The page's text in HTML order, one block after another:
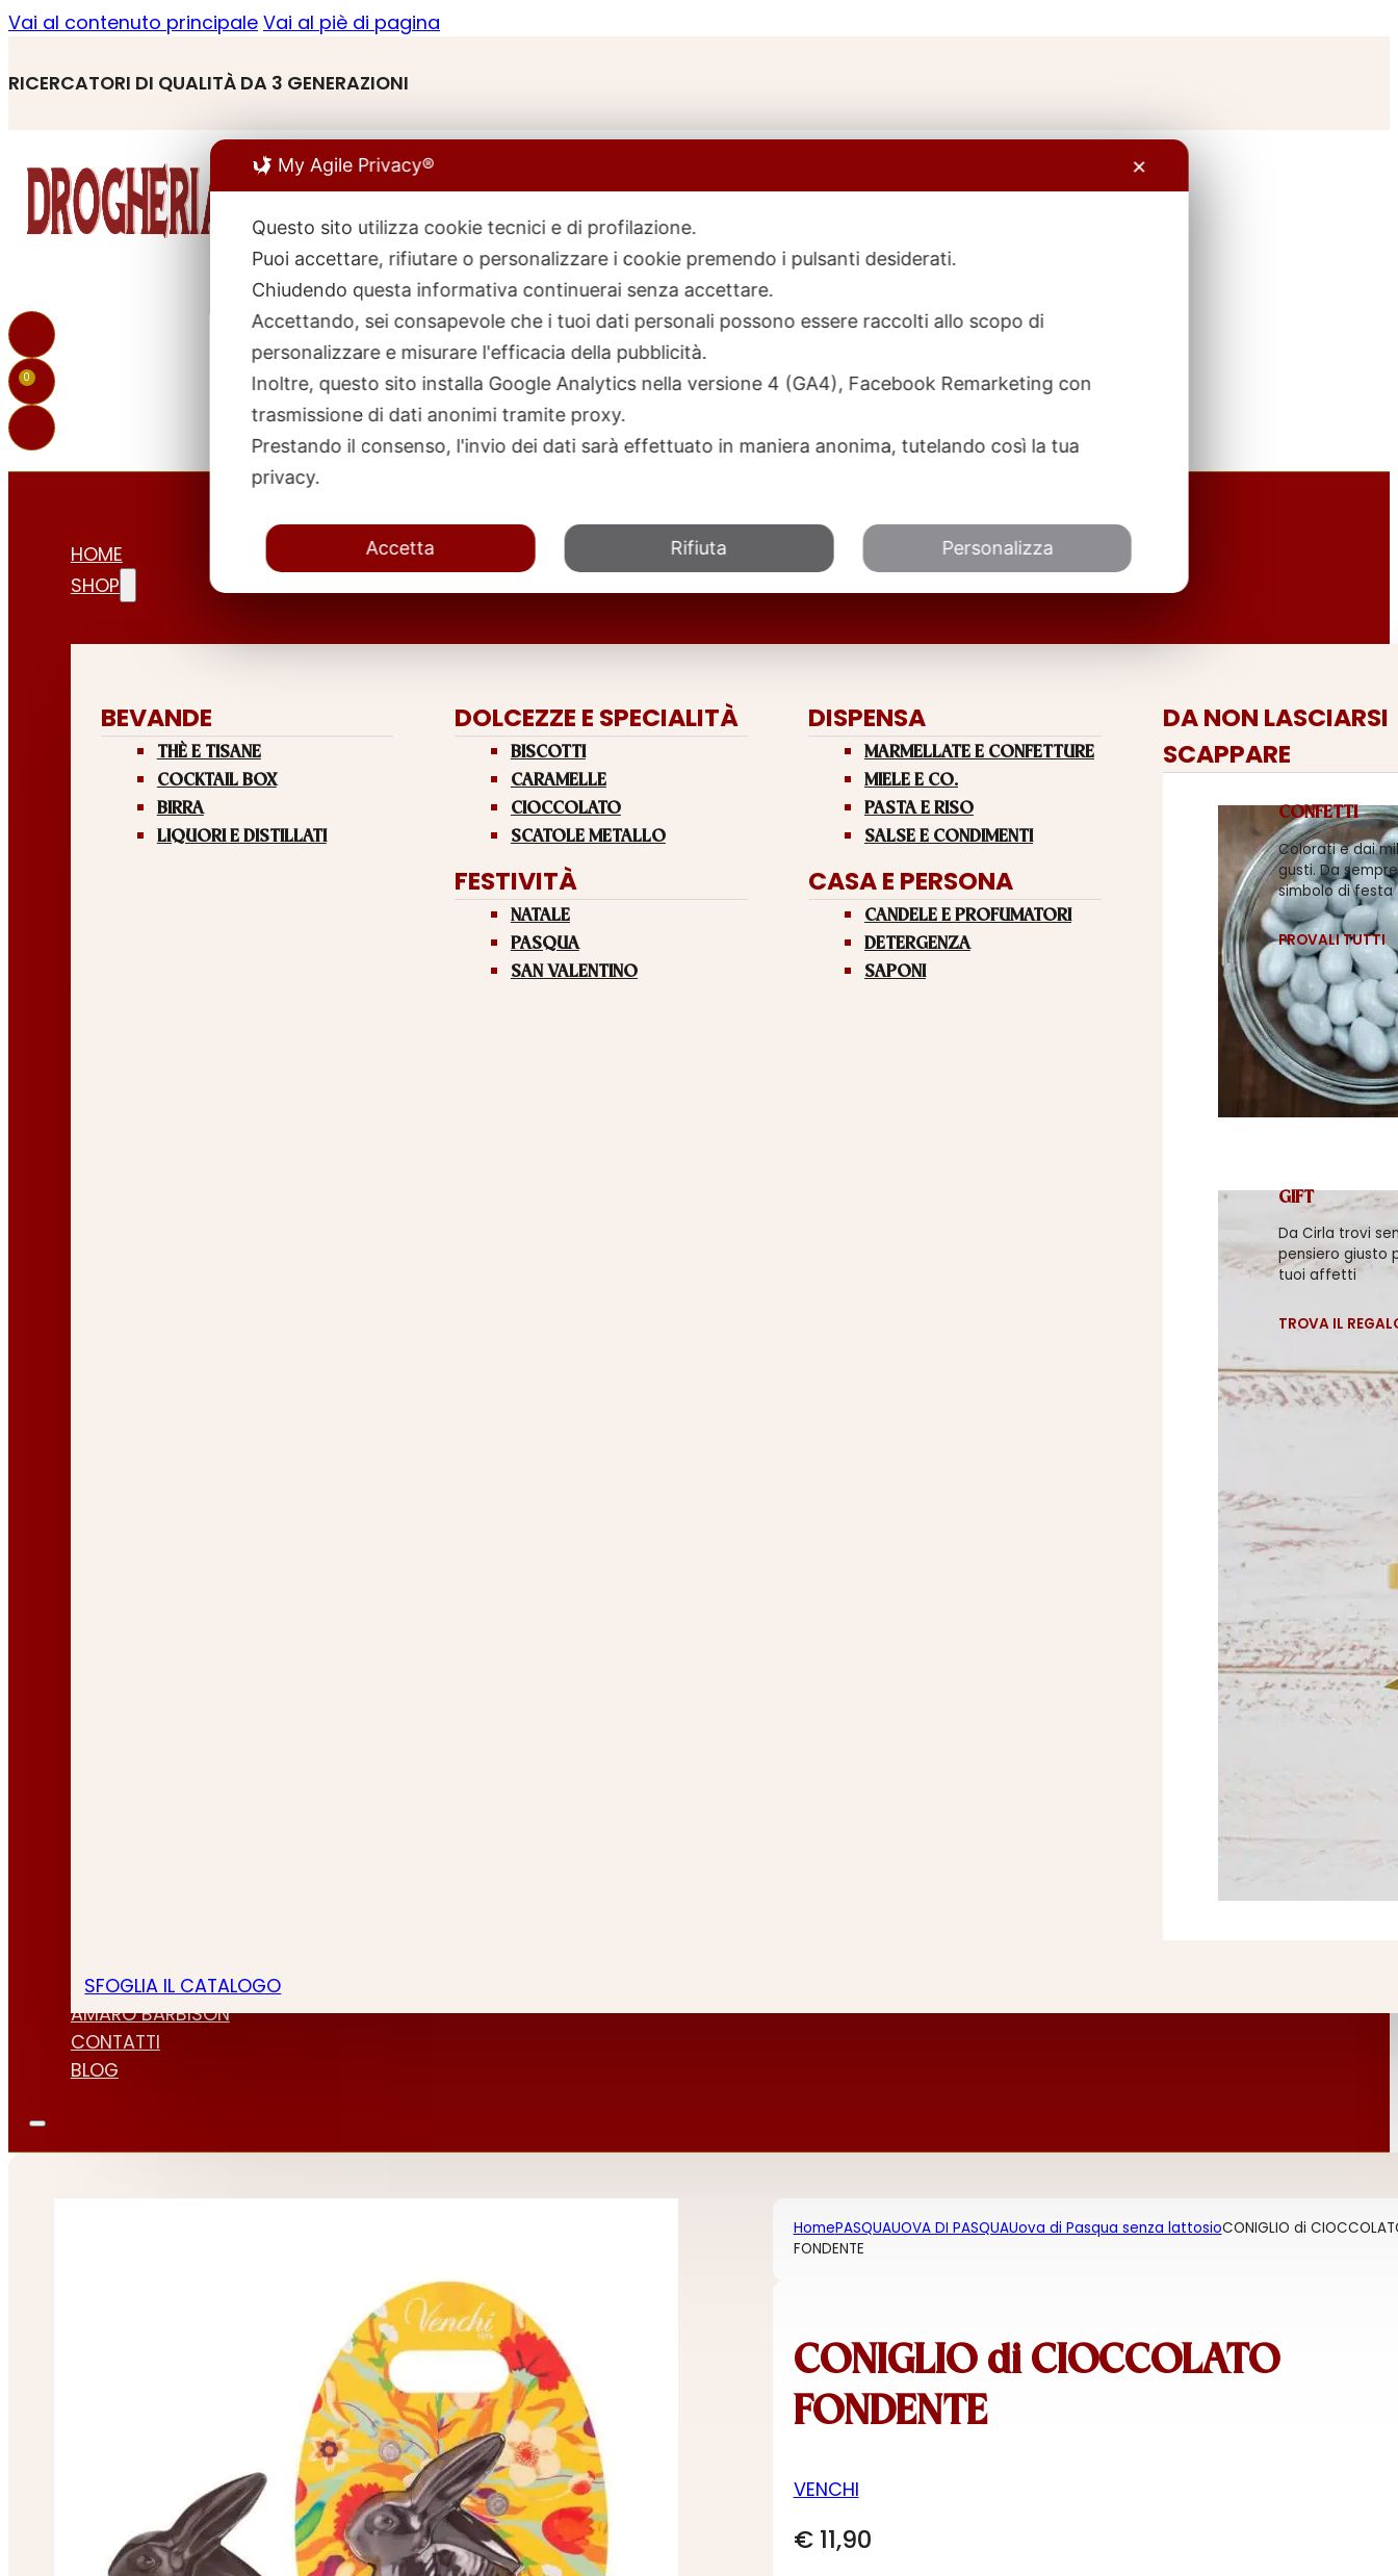
Vai al contenuto principale Vai al piè di pagina
RICERCATORI DI QUALITÀ DA 3 GENERAZIONI
Ricerca
prodotti
0
HOME
SHOP
BEVANDE
THÈ E TISANE
COCKTAIL BOX
BIRRA
LIQUORI E DISTILLATI
DOLCEZZE E SPECIALITÀ
BISCOTTI
CARAMELLE
CIOCCOLATO
SCATOLE METALLO
FESTIVITÀ
NATALE
PASQUA
SAN VALENTINO
DISPENSA
MARMELLATE E CONFETTURE
MIELE E CO.
PASTA E RISO
SALSE E CONDIMENTI
CASA E PERSONA
CANDELE E PROFUMATORI
DETERGENZA
SAPONI
DA NON LASCIARSI
SCAPPARE
CONFETTI
Colorati e dai
gusti. Da sempre
simbolo di festa
PROVALI TUTTI
GIFT
Da Cirla trovi
pensiero giusto
tuoi affetti
TROVA IL
SFOGLIA IL CATALOGO
CHI SIAMO
AMARO BARBISON
CONTATTI
BLOG
HomePASQUAUOVA DI PASQUAUova di Pasqua senza lattosioCONIGLIO di
FONDENTE
CONIGLIO di CIOCCOLATO
FONDENTE
VENCHI
€11,90
My Agile Privacy® ✕
Questo sito utilizza cookie tecnici e di profilazione.
Puoi accettare, rifiutare o personalizzare i cookie premendo i pulsanti desiderati.
Chiudendo questa informativa continuerai senza accettare.
Accettando, sei consapevole che i tuoi dati personali possono essere raccolti allo scopo di
personalizzare e misurare l'efficacia della pubblicità.
Inoltre, questo sito installa Google Analytics nella versione 4 (GA4), Facebook Remarketing con
trasmissione di dati anonimi tramite proxy.
Prestando il consenso, l'invio dei dati sarà effettuato in maniera anonima, tutelando così la tua
privacy.
Accetta Rifiuta Personalizza